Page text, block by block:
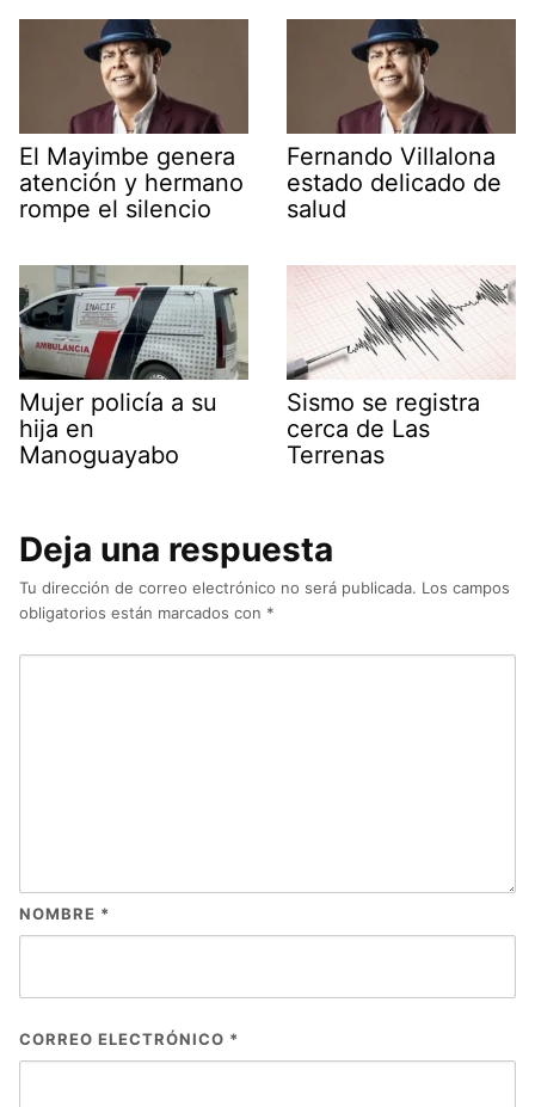
El Mayimbe genera
atención y hermano
rompe el silencio
Fernando Villalona
estado delicado de
salud
Mujer policía a su
hija en
Manoguayabo
Sismo se registra
cerca de Las
Terrenas
Deja una respuesta
Tu dirección de correo electrónico no será publicada. Los campos
obligatorios están marcados con *
NOMBRE *
CORREO ELECTRÓNICO *